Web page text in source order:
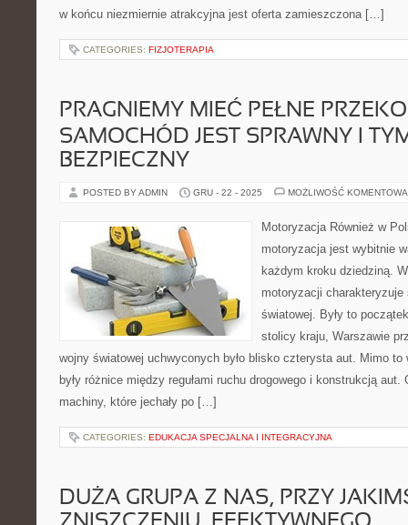
w końcu niezmiernie atrakcyjna jest oferta zamieszczona […]
CATEGORIES: FIZJOTERAPIA
PRAGNIEMY MIEĆ PEŁNE
SAMOCHÓD JEST SPRAWNY I
BEZPIECZNY
POSTED BY ADMIN GRU - 22 - 2025 MOŻLIWOŚĆ
Motoryzacja Również w
motoryzacja jest wybitnie
każdym kroku dziedziną.
motoryzacji
światowej. Były to
stolicy kraju, Warszawie
wojny światowej uchwyconych było blisko czterysta aut. Mimo
były różnice między regułami ruchu drogowego i konstrukcją
machiny, które jechały po […]
CATEGORIES: EDUKACJA SPECJALNA I INTEGRACYJNA
DUŻA GRUPA Z NAS, PRZY